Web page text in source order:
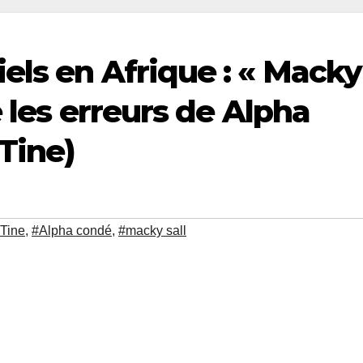
en Afrique : « Macky
erreurs de Alpha
, #Alpha condé, #macky sall